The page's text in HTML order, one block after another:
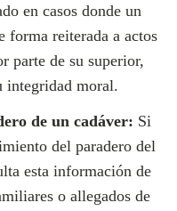
en casos donde un
forma reiterada a actos
parte de su superior,
integridad moral.
de un cadáver: Si
del paradero del
esta información de
o allegados de